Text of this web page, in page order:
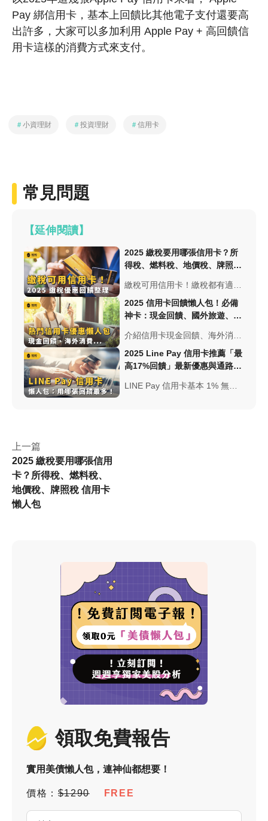
Pay 綁信用卡，基本上回饋比其他電子支付還要高
出許多，大家可以多加利用 Apple Pay + 高回饋信
用卡這樣的消費方式來支付。
＃小資理財 ＃投資理財 ＃信用卡
常見問題
【延伸閱讀】
2025 繳稅要用哪張信用卡？所
得稅、燃料稅、地價稅、牌照稅
繳稅可用信用卡！繳稅都有適合
的信用卡繳費，所得稅國泰
CUBE享有最多24分期、地價稅
華南銀行免手續費、新光OU點
點卡燃料稅及牌照稅最高回饋
3000元
2025 信用卡回饋懶人包！必備
神卡：現金回饋、國外旅遊、網
介紹信用卡現金回饋、海外消
費、日韓旅遊、網購、行動支
付、繳保費的優惠，包含：滙豐
卡、國泰Cube卡、台新FlyGo、
富邦J卡等熱門信用卡
2025 Line Pay 信用卡推薦「最
高17%回饋」最新優惠與通路-
LINE Pay 信用卡基本 1% 無上
上一篇
2025 繳稅要用哪張信用
卡？所得稅、燃料稅、
地價稅、牌照稅 信用卡
懶人包
領取免費報告
實用美債懶人包，連神仙都想要！
價格：$1290 FREE